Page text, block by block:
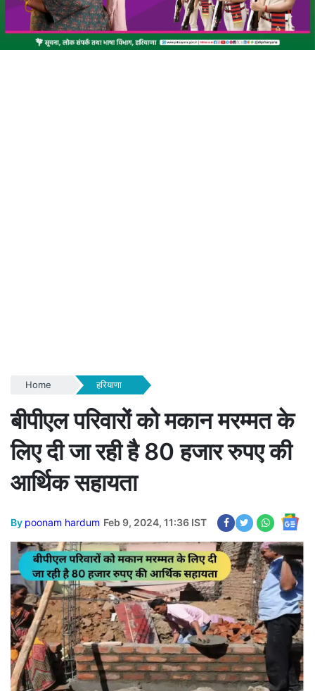
Home हरियाणा
बीपीएल परिवारों को मकान मरम्मत के
लिए दी जा रही है 80 हजार रुपए की
आर्थिक सहायता
By poonam hardum Feb 9, 2024, 11:36 IST